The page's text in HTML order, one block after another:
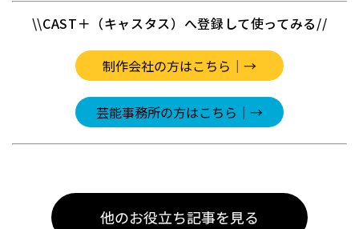
\\CAST＋（キャスタス）へ登録して使ってみる//